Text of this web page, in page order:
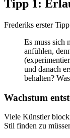
Tipp 1:
Frederiks erster
Es muss sich
anfühlen,
und danach
behalten?
Wachstum
Viele Künstler
Stil finden zu